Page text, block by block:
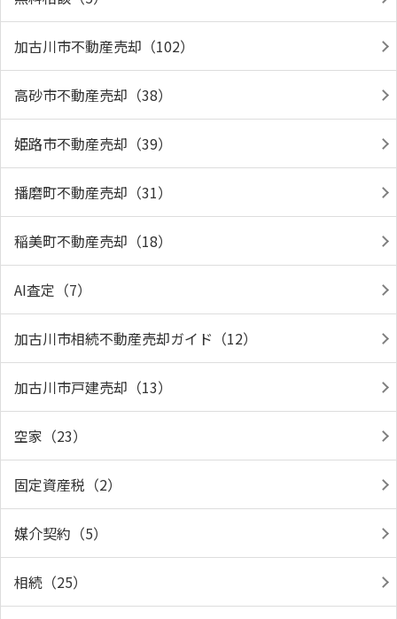
加古川市不動産売却（102）
高砂市不動産売却（38）
姫路市不動産売却（39）
播磨町不動産売却（31）
稲美町不動産売却（18）
AI査定（7）
加古川市相続不動産売却ガイド（12）
加古川市戸建売却（13）
空家（23）
固定資産税（2）
媒介契約（5）
相続（25）